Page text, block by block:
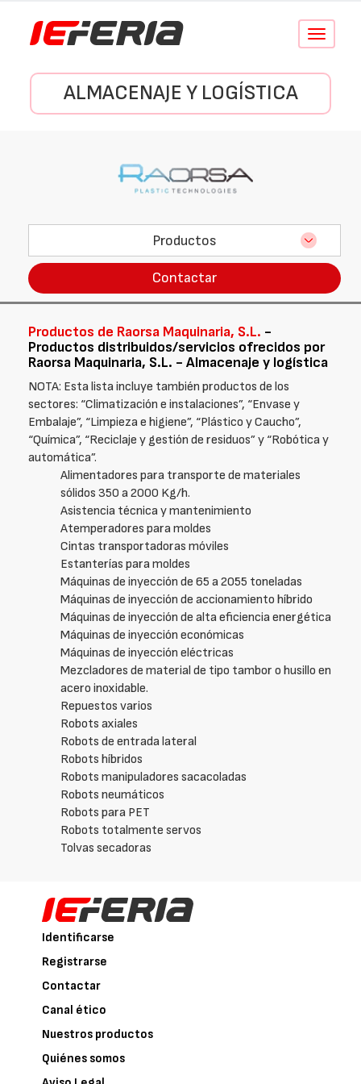
Conmutar
ALMACENAJE Y LOGÍSTICA
Productos
Contactar
Productos de Raorsa Maquinaria, S.L. -
Productos distribuidos/servicios ofrecidos por
Raorsa Maquinaria, S.L. - Almacenaje y logística
NOTA: Esta lista incluye también productos de los
sectores: “Climatización e instalaciones”, “Envase y
Embalaje”, “Limpieza e higiene”, “Plástico y Caucho”,
“Química”, “Reciclaje y gestión de residuos” y “Robótica y
automática”.
Alimentadores para transporte de materiales
sólidos 350 a 2000 Kg/h.
Asistencia técnica y mantenimiento
Atemperadores para moldes
Cintas transportadoras móviles
Estanterías para moldes
Máquinas de inyección de 65 a 2055 toneladas
Máquinas de inyección de accionamiento híbrido
Máquinas de inyección de alta eficiencia energética
Máquinas de inyección económicas
Máquinas de inyección eléctricas
Mezcladores de material de tipo tambor o husillo en
acero inoxidable.
Repuestos varios
Robots axiales
Robots de entrada lateral
Robots híbridos
Robots manipuladores sacacoladas
Robots neumáticos
Robots para PET
Robots totalmente servos
Tolvas secadoras
Identificarse
Registrarse
Contactar
Canal ético
Nuestros productos
Quiénes somos